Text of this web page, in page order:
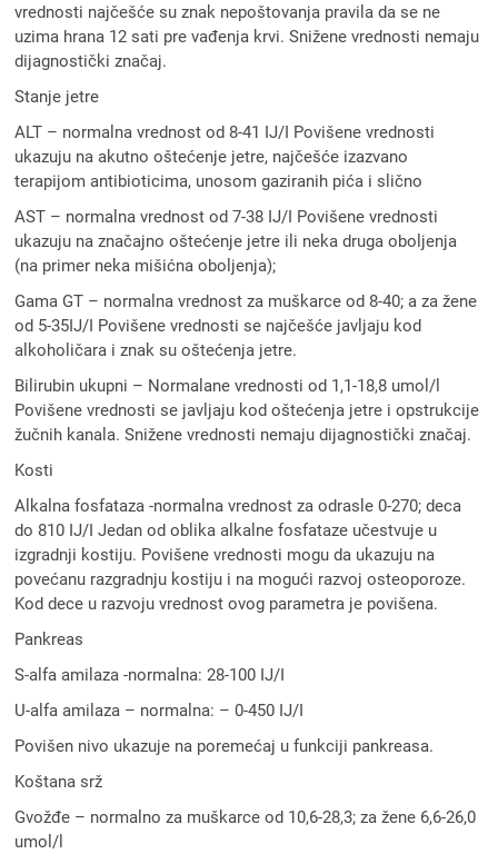
vrednosti najčešće su znak nepoštovanja pravila da se ne
uzima hrana 12 sati pre vađenja krvi. Snižene vrednosti nemaju
dijagnostički značaj.
Stanje jetre
ALT – normalna vrednost od 8-41 IJ/I Povišene vrednosti
ukazuju na akutno oštećenje jetre, najčešće izazvano
terapijom antibioticima, unosom gaziranih pića i slično
AST – normalna vrednost od 7-38 IJ/I Povišene vrednosti
ukazuju na značajno oštećenje jetre ili neka druga oboljenja
(na primer neka mišićna oboljenja);
Gama GT – normalna vrednost za muškarce od 8-40; a za žene
od 5-35IJ/I Povišene vrednosti se najčešće javljaju kod
alkoholičara i znak su oštećenja jetre.
Bilirubin ukupni – Normalane vrednosti od 1,1-18,8 umol/l
Povišene vrednosti se javljaju kod oštećenja jetre i opstrukcije
žučnih kanala. Snižene vrednosti nemaju dijagnostički značaj.
Kosti
Alkalna fosfataza -normalna vrednost za odrasle 0-270; deca
do 810 IJ/I Jedan od oblika alkalne fosfataze učestvuje u
izgradnji kostiju. Povišene vrednosti mogu da ukazuju na
povećanu razgradnju kostiju i na mogući razvoj osteoporoze.
Kod dece u razvoju vrednost ovog parametra je povišena.
Pankreas
S-alfa amilaza -normalna: 28-100 IJ/I
U-alfa amilaza – normalna: – 0-450 IJ/I
Povišen nivo ukazuje na poremećaj u funkciji pankreasa.
Koštana srž
Gvožđe – normalno za muškarce od 10,6-28,3; za žene 6,6-26,0
umol/l